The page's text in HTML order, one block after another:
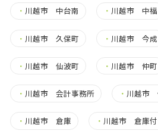
・ 川越市 中台南 ・ 川越市 中福
・ 川越市 久保町 ・ 川越市 今成
・ 川越市 仙波町 ・ 川越市 仲町
・ 川越市 会計事務所 ・ 川越市
・ 川越市 倉庫 ・ 川越市 倉庫付